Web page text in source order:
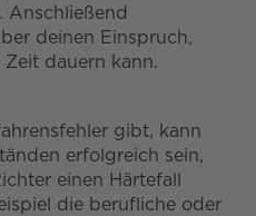
Anschließend
deinen Einspruch,
dauern kann.
gibt, kann
erfolgreich sein,
einen Härtefall
die berufliche oder